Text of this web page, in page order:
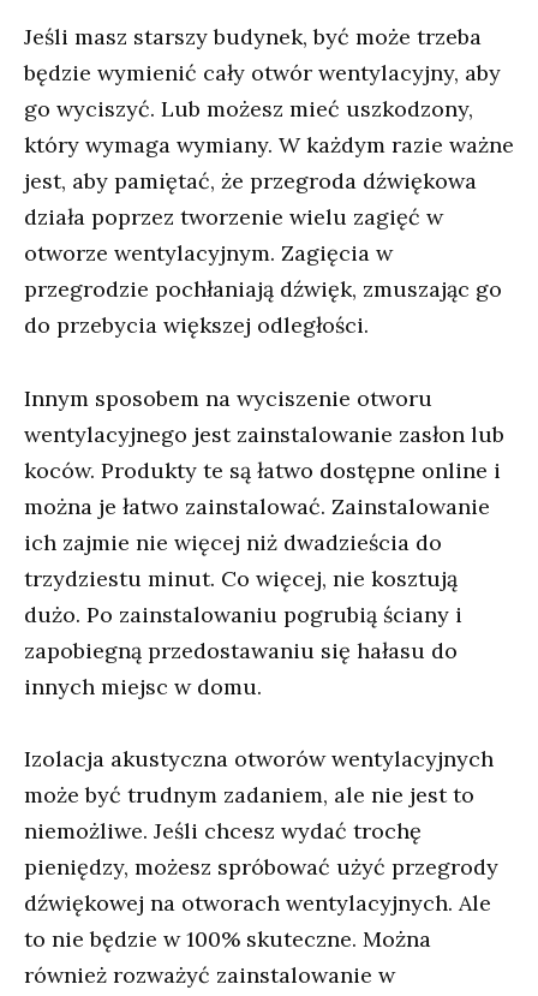
Jeśli masz starszy budynek, być może trzeba
będzie wymienić cały otwór wentylacyjny, aby
go wyciszyć. Lub możesz mieć uszkodzony,
który wymaga wymiany. W każdym razie ważne
jest, aby pamiętać, że przegroda dźwiękowa
działa poprzez tworzenie wielu zagięć w
otworze wentylacyjnym. Zagięcia w
przegrodzie pochłaniają dźwięk, zmuszając go
do przebycia większej odległości.
Innym sposobem na wyciszenie otworu
wentylacyjnego jest zainstalowanie zasłon lub
koców. Produkty te są łatwo dostępne online i
można je łatwo zainstalować. Zainstalowanie
ich zajmie nie więcej niż dwadzieścia do
trzydziestu minut. Co więcej, nie kosztują
dużo. Po zainstalowaniu pogrubią ściany i
zapobiegną przedostawaniu się hałasu do
innych miejsc w domu.
Izolacja akustyczna otworów wentylacyjnych
może być trudnym zadaniem, ale nie jest to
niemożliwe. Jeśli chcesz wydać trochę
pieniędzy, możesz spróbować użyć przegrody
dźwiękowej na otworach wentylacyjnych. Ale
to nie będzie w 100% skuteczne. Można
również rozważyć zainstalowanie w